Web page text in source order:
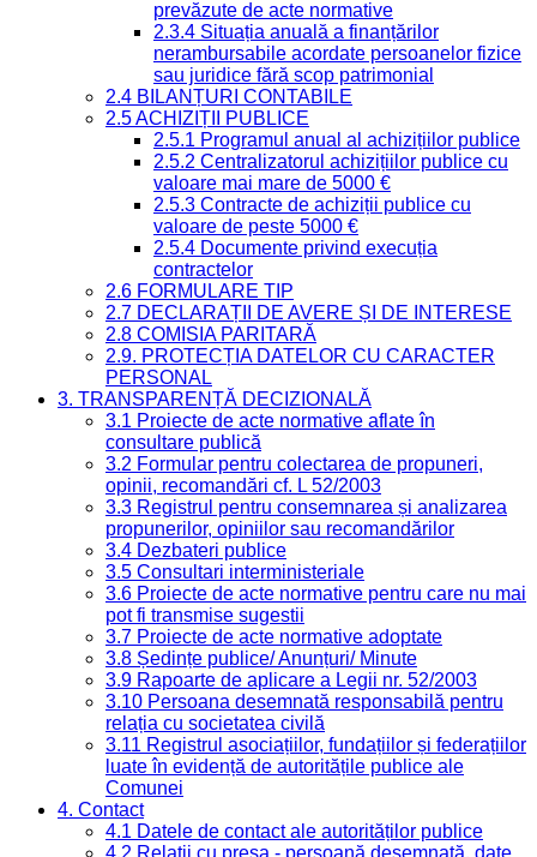
prevăzute de acte normative
2.3.4 Situația anuală a finanțărilor
nerambursabile acordate persoanelor fizice
sau juridice fără scop patrimonial
2.4 BILANȚURI CONTABILE
2.5 ACHIZIȚII PUBLICE
2.5.1 Programul anual al achizițiilor publice
2.5.2 Centralizatorul achizițiilor publice cu
valoare mai mare de 5000 €
2.5.3 Contracte de achiziții publice cu
valoare de peste 5000 €
2.5.4 Documente privind execuția
contractelor
2.6 FORMULARE TIP
2.7 DECLARAȚII DE AVERE ȘI DE INTERESE
2.8 COMISIA PARITARĂ
2.9. PROTECȚIA DATELOR CU CARACTER
PERSONAL
3. TRANSPARENȚĂ DECIZIONALĂ
3.1 Proiecte de acte normative aflate în
consultare publică
3.2 Formular pentru colectarea de propuneri,
opinii, recomandări cf. L 52/2003
3.3 Registrul pentru consemnarea și analizarea
propunerilor, opiniilor sau recomandărilor
3.4 Dezbateri publice
3.5 Consultari interministeriale
3.6 Proiecte de acte normative pentru care nu mai
pot fi transmise sugestii
3.7 Proiecte de acte normative adoptate
3.8 Ședințe publice/ Anunțuri/ Minute
3.9 Rapoarte de aplicare a Legii nr. 52/2003
3.10 Persoana desemnată responsabilă pentru
relația cu societatea civilă
3.11 Registrul asociațiilor, fundațiilor și federațiilor
luate în evidență de autoritățile publice ale
Comunei
4. Contact
4.1 Datele de contact ale autorităților publice
4.2 Relații cu presa - persoană desemnată, date